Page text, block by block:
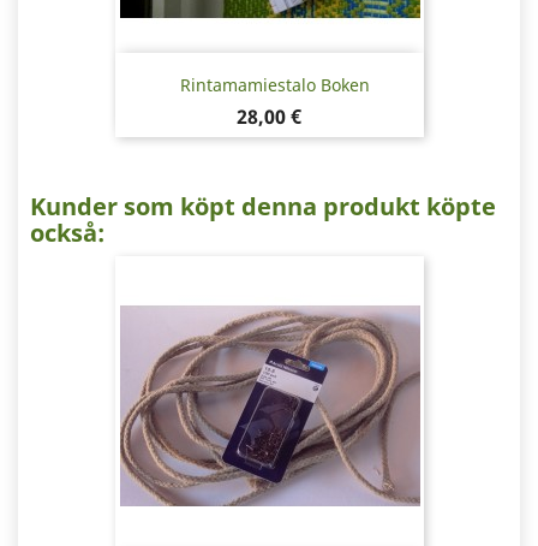
Rintamamiestalo Boken
Pris
28,00 €
Kunder som köpt denna produkt köpte
också: